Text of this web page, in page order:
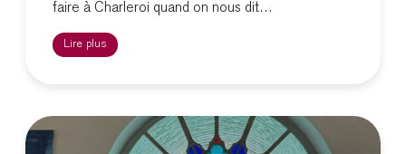
faire à Charleroi quand on nous dit…
Lire plus